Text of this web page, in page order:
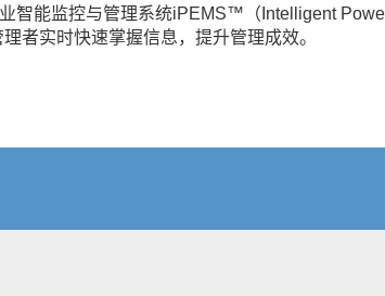
智能监控与管理系统iPEMS™（Intelligent
者实时快速掌握信息，提升管理成效。